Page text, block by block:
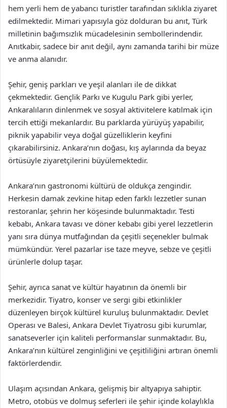
hem yerli hem de yabancı turistler tarafından sıklıkla ziyaret
edilmektedir. Mimari yapısıyla göz dolduran bu anıt, Türk
milletinin bağımsızlık mücadelesinin sembollerindendir.
Anıtkabir, sadece bir anıt değil, aynı zamanda tarihi bir müze
ve anma alanıdır.
Şehir, geniş parkları ve yeşil alanları ile de dikkat
çekmektedir. Gençlik Parkı ve Kugulu Park gibi yerler,
Ankaralıların dinlenmek ve sosyal aktivitelere katılmak için
tercih ettiği mekanlardır. Bu parklarda yürüyüş yapabilir,
piknik yapabilir veya doğal güzelliklerin keyfini
çıkarabilirsiniz. Ankara’nın doğası, kış aylarında da beyaz
örtüsüyle ziyaretçilerini büyülemektedir.
Ankara’nın gastronomi kültürü de oldukça zengindir.
Herkesin damak zevkine hitap eden farklı lezzetler sunan
restoranlar, şehrin her köşesinde bulunmaktadır. Testi
kebabı, Ankara tavası ve döner kebabı gibi yerel lezzetlerin
yanı sıra dünya mutfağından da çeşitli seçenekler bulmak
mümkündür. Yerel pazarlar ise taze meyve, sebze ve çeşitli
ürünlerle dolup taşar.
Şehir, ayrıca sanat ve kültür hayatının da önemli bir
merkezidir. Tiyatro, konser ve sergi gibi etkinlikler
düzenleyen birçok kültürel kuruluş bulunmaktadır. Devlet
Operası ve Balesi, Ankara Devlet Tiyatrosu gibi kurumlar,
sanatseverler için kaliteli performanslar sunmaktadır. Bu,
Ankara’nın kültürel zenginliğini ve çeşitliliğini artıran önemli
faktörlerdendir.
Ulaşım açısından Ankara, gelişmiş bir altyapıya sahiptir.
Metro, otobüs ve dolmuş seferleri ile şehir içinde kolaylıkla